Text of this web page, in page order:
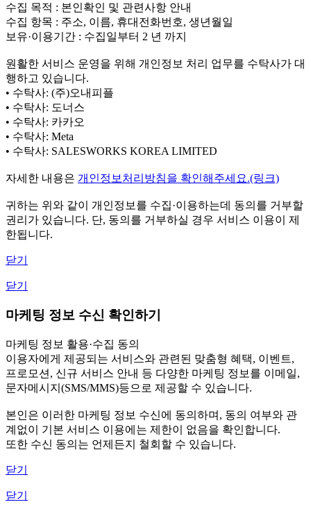
수집 목적 : 본인확인 및 관련사항 안내
수집 항목 : 주소, 이름, 휴대전화번호, 생년월일
보유·이용기간 : 수집일부터 2 년 까지
원활한 서비스 운영을 위해 개인정보 처리 업무를 수탁사가 대
행하고 있습니다.
• 수탁사: (주)오내피플
• 수탁사: 도너스
• 수탁사: 카카오
• 수탁사: Meta
• 수탁사: SALESWORKS KOREA LIMITED
자세한 내용은 개인정보처리방침을 확인해주세요.(링크)
귀하는 위와 같이 개인정보를 수집·이용하는데 동의를 거부할
권리가 있습니다. 단, 동의를 거부하실 경우 서비스 이용이 제
한됩니다.
닫기
닫기
마케팅 정보 수신 확인하기
마케팅 정보 활용·수집 동의
이용자에게 제공되는 서비스와 관련된 맞춤형 혜택, 이벤트,
프로모션, 신규 서비스 안내 등 다양한 마케팅 정보를 이메일,
문자메시지(SMS/MMS)등으로 제공할 수 있습니다.
본인은 이러한 마케팅 정보 수신에 동의하며, 동의 여부와 관
계없이 기본 서비스 이용에는 제한이 없음을 확인합니다.
또한 수신 동의는 언제든지 철회할 수 있습니다.
닫기
닫기